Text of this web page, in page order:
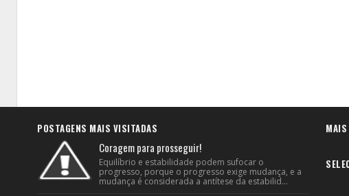
POSTAGENS MAIS VISITADAS
Coragem para prosseguir!
Equilíbrio e estabilidade podem sufocar o
progresso, porque o progresso exige mudança, e a
mudança é considerada a antítese da estabilid...
MAIS